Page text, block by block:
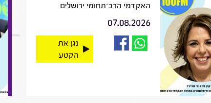
האקדמי הרב־תחומי ירושלים
07.08.2026
נגן את
הקטע